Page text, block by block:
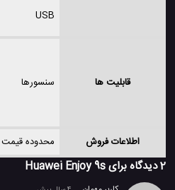
USB
قابلیت ها سنسورها
اطلاعات فروش
محدوده قیمت
2 دیدگاه برای Huawei Enjoy 9s